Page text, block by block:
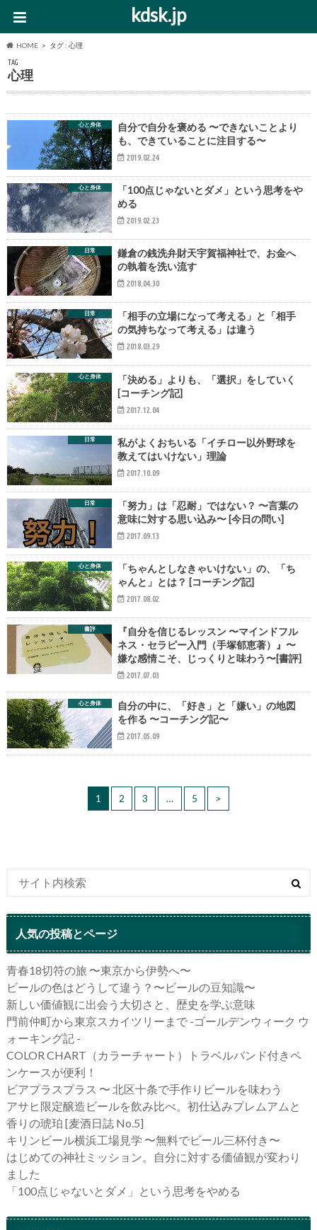
kdsk.jp
HOME タグ : 心理
TAG
心理
心と身体
自分で自分を褒める 〜できないことより
も、できていることに注目する〜
2019.02.24
心と身体
「100点じゃないとダメ」という思考をや
める
2019.02.23
日常
鎌倉の銭洗弁財天宇賀福神社で、お金へ
の執着を洗い流す
2018.04.30
日常
「相手の立場になって考える」と「相手
の気持ちなって考える」は違う
2018.03.29
心と身体
「決める」よりも、「選択」をしていく
[コーチング記]
2017.12.04
日常
私がよくおちいる「イチロー以外野球を
教えてはいけない」理論
2017.10.09
日常
「努力」は「忍耐」ではない？ 〜言葉の
意味に対する思い込み〜 [今日の問い]
2017.09.13
心と身体
「ちゃんとしなきゃいけない」の、「ち
ゃんと」とは？ [コーチング記]
2017.08.02
書評
『自分を信じるレッスン 〜マインドフル
ネス・セラピー入門（手塚郁恵著）』〜
嫌な感情こそ、じっくりと味わう〜[書評]
2017.07.03
心と身体
自分の中に、「好き」と「嫌い」の地図
を作る 〜コーチング記〜
2017.05.09
1 2 3 … 5 >
人気の投稿とページ
青春18切符の旅 〜東京から伊勢へ〜
ビールの色はどうして違う？〜ビールの豆知識〜
新しい価値観に出会う大切さと、歴史を学ぶ意味
門前仲町から東京スカイツリーまで -ゴールデンウィーク ウ
ォーキング記 -
COLOR CHART（カラーチャート）トラベルバンド付きペ
ンケースが便利！
ビアプラスプラス 〜 北区十条で手作りビールを味わう
アサヒ限定醸造ビールを飲み比べ。初仕込みプレムアムと
香りの琥珀 [麦酒日誌 No.5]
キリンビール横浜工場見学 〜無料でビール三杯付き〜
はじめての神社ミッション。自分に対する価値観が変わり
ました
「100点じゃないとダメ」という思考をやめる